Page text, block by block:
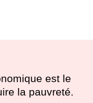
est le
la pauvreté.